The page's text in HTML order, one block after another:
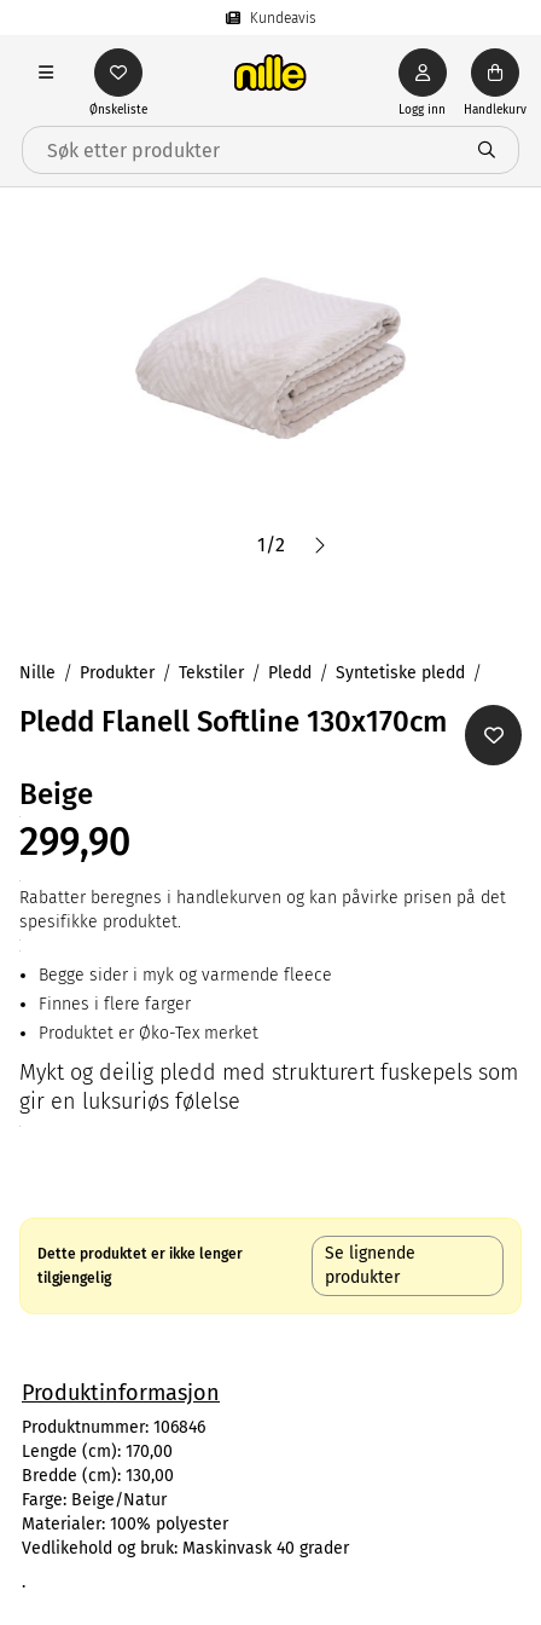
Kundeavis
Ønskeliste Logg inn Handlekurv
1/2
Nille Produkter Tekstiler Pledd Syntetiske pledd
Pledd Flanell Softline 130x170cm
Beige
299,90
Rabatter beregnes i handlekurven og kan påvirke prisen på det
spesifikke produktet.
Begge sider i myk og varmende fleece
Finnes i flere farger
Produktet er Øko-Tex merket
Mykt og deilig pledd med strukturert fuskepels som
gir en luksuriøs følelse
Dette produktet er ikke lenger
tilgjengelig
Se lignende
produkter
Produktinformasjon
Produktnummer: 106846
Lengde (cm): 170,00
Bredde (cm): 130,00
Farge: Beige/Natur
Materialer: 100% polyester
Vedlikehold og bruk: Maskinvask 40 grader
.